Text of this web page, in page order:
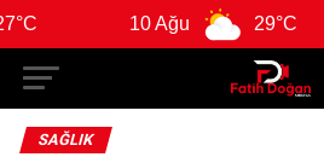
29°C 11
SAĞLIK